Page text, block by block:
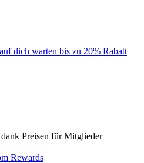
dich warten bis zu 20% Rabatt
Preisen für Mitglieder
Rewards